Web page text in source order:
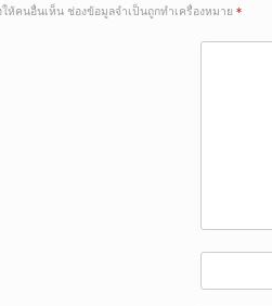
ห้คนอื่นเห็น ช่องข้อมูลจำเป็นถูกทำเครื่องหมาย *